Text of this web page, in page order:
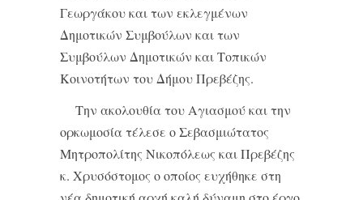
Γεωργάκου και των εκλεγμένων
Δημοτικών Συμβούλων και των
Συμβούλων Δημοτικών και Τοπικών
Κοινοτήτων του Δήμου Πρεβέζης.
Την ακολουθία του Αγιασμού και την
ορκωμοσία τέλεσε ο Σεβασμιώτατος
Μητροπολίτης Νικοπόλεως και Πρεβέζης
κ. Χρυσόστομος ο οποίος ευχήθηκε στη